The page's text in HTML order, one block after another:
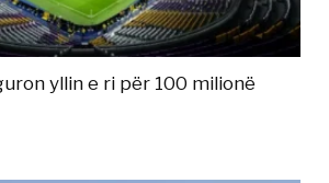
yllin e ri për 100 milionë